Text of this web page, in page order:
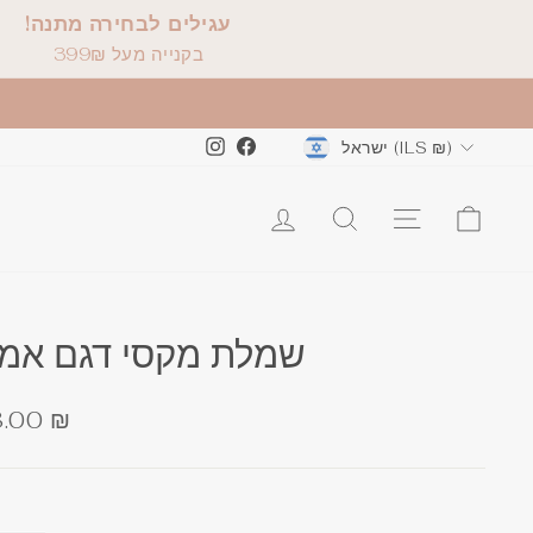
עגילים לבחירה מתנה!
בקנייה מעל 399₪
Instagram
Facebook ישראל (ILS ₪)
שמלת מקסי דגם
₪